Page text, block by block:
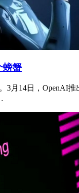
螃蟹
3月14日，OpenAI